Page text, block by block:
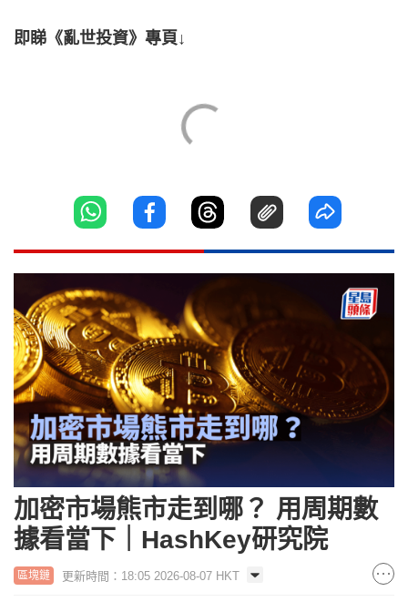
即睇《亂世投資》專頁↓
加密市場熊市走到哪？ 用周期數
據看當下｜HashKey研究院
區塊鏈 更新時間：18:05 2026-08-07 HKT